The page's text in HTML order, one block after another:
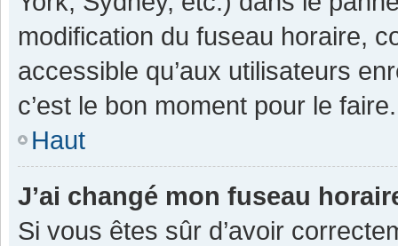
modification du fuseau horaire,
accessible qu’aux utilisateurs
c’est le bon moment pour le faire.
Haut
J’ai changé mon fuseau
Si vous êtes sûr d’avoir